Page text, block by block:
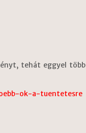
tehát eggyel több
ok-a-tuentetesre